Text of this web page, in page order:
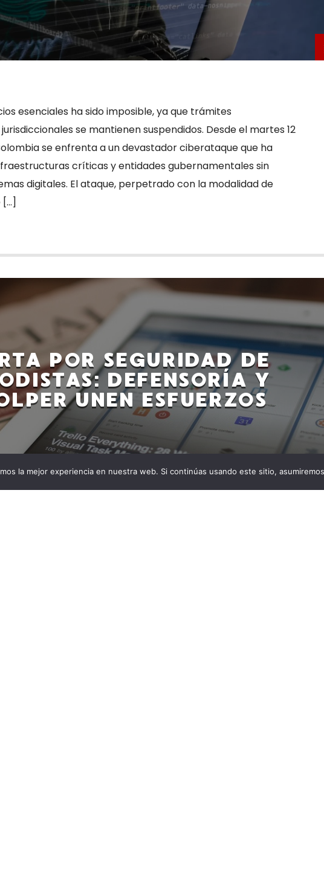
esenciales ha sido imposible, ya que trámites
se mantienen suspendidos. Desde el martes 12
se enfrenta a un devastador ciberataque que ha
críticas y entidades gubernamentales sin
digitales. El ataque, perpetrado con la modalidad de
[…]
POR SEGURIDAD DE
DEFENSORÍA Y
UNEN ESFUERZOS
la mejor experiencia en nuestra web. Si continúas usando este sitio,